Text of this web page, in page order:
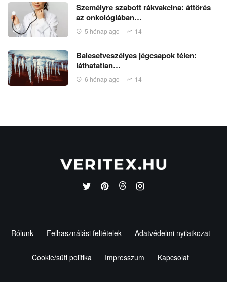
Személyre szabott rákvakcina: áttörés
az onkológiában…
5 hónap ago 14
Balesetveszélyes jégcsapok télen:
láthatatlan…
6 hónap ago 14
Rólunk Felhasználási feltételek Adatvédelmi nyilatkozat
Cookie/süti politika Impresszum Kapcsolat